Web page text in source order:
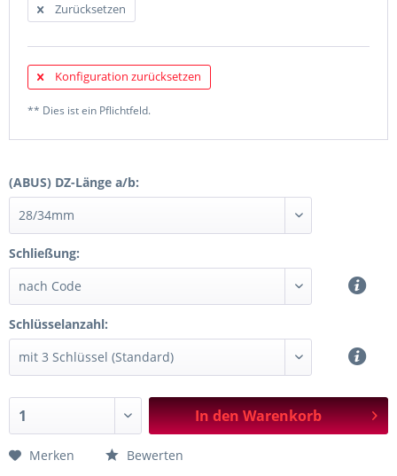
Zurücksetzen
Konfiguration zurücksetzen
** Dies ist ein Pflichtfeld.
(ABUS) DZ-Länge a/b:
Schließung:
Schlüsselanzahl:
In denWarenkorb
Merken Bewerten